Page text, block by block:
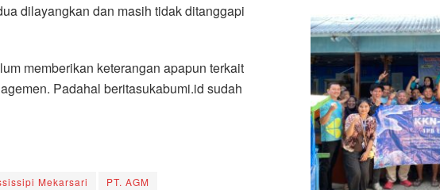
dilayangkan dan masih tidak ditanggapi
memberikan keterangan apapun terkait
Padahal beritasukabumi.id sudah
Mekarsari PT. AGM